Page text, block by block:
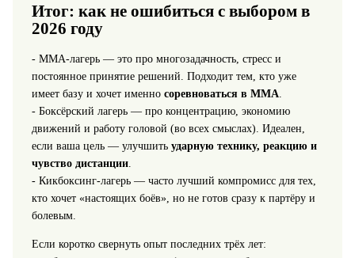
Итог: как не ошибиться с выбором в
2026 году
- ММА‑лагерь — это про многозадачность, стресс и
постоянное принятие решений. Подходит тем, кто уже
имеет базу и хочет именно соревноваться в ММА
- Боксёрский лагерь — про концентрацию, экономию
движений и работу головой (во всех смыслах). Идеален,
если ваша цель — улучшить ударную технику, реакцию и
чувство дистанции.
- Кикбоксинг‑лагерь — часто лучший компромисс для тех,
кто хочет «настоящих боёв», но не готов сразу к партёру и
болевым.
Если коротко свернуть опыт последних трёх лет: